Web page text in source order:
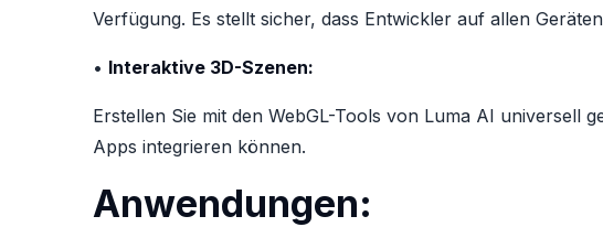
Verfügung. Es stellt sicher, dass Entwickler auf allen
• Interaktive 3D-Szenen:
Erstellen Sie mit den WebGL-Tools von Luma AI universell
Apps integrieren können.
Anwendungen: